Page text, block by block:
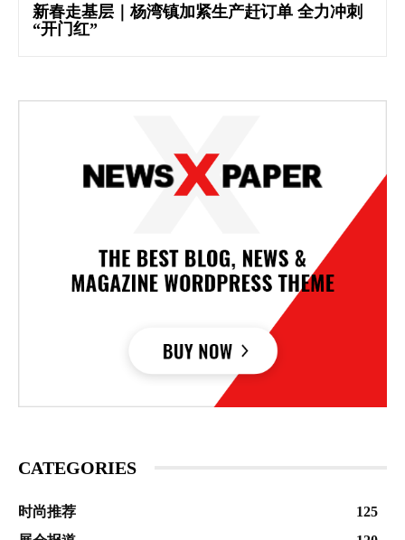
新春走基层｜杨湾镇加紧生产赶订单 全力冲刺
“开门红”
CATEGORIES
时尚推荐
125